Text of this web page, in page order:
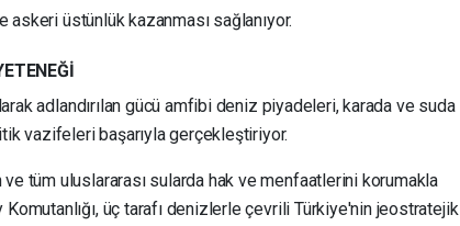
üstünlük kazanması sağlanıyor.
adlandırılan gücü amfibi deniz piyadeleri, karada ve suda
vazifeleri başarıyla gerçekleştiriyor.
tüm uluslararası sularda hak ve menfaatlerini korumakla
üç tarafı denizlerle çevrili Türkiye'nin jeostratejik